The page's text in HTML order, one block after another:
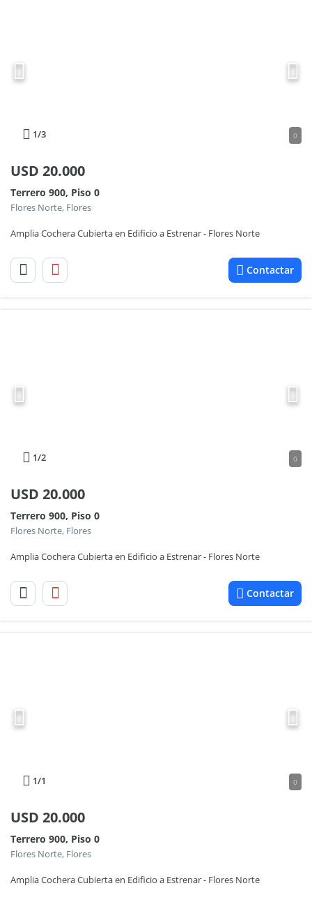
1/3 0
USD 20.000
Terrero 900, Piso 0
Flores Norte, Flores
Amplia Cochera Cubierta en Edificio a Estrenar - Flores Norte
Contactar
1/2 0
USD 20.000
Terrero 900, Piso 0
Flores Norte, Flores
Amplia Cochera Cubierta en Edificio a Estrenar - Flores Norte
Contactar
1/1 0
USD 20.000
Terrero 900, Piso 0
Flores Norte, Flores
Amplia Cochera Cubierta en Edificio a Estrenar - Flores Norte